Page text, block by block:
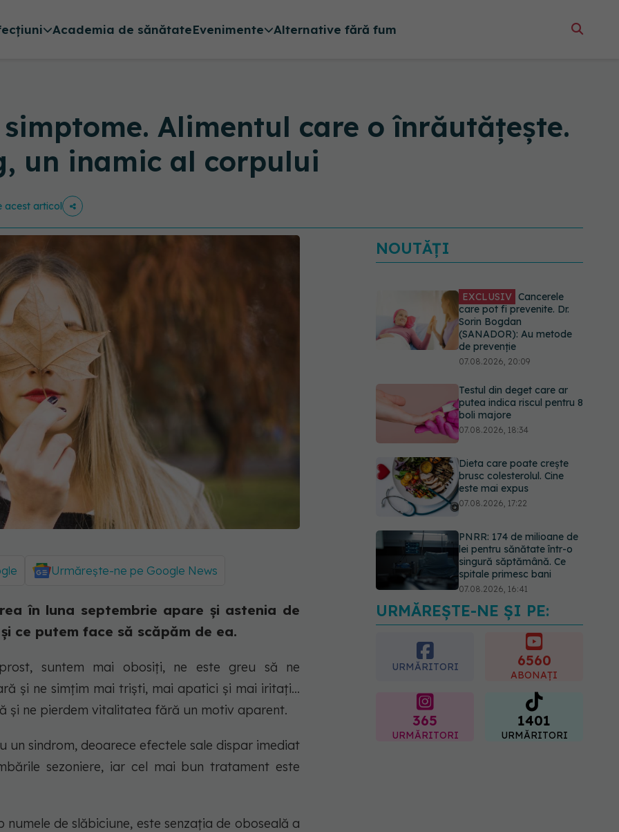
Academia de sănătateEvenimente Alternative fără fum
Alimentul care o înrăutățește.
un inamic al corpului
acest articol
Urmărește-ne pe Google News
în luna septembrie apare și astenia de
ce putem face să scăpăm de ea.
suntem mai obosiți, ne este greu să ne
și ne simțim mai triști, mai apatici și mai iritați...
și ne pierdem vitalitatea fără un motiv aparent.
un sindrom, deoarece efectele sale dispar imediat
sezoniere, iar cel mai bun tratament este
de slăbiciune, este senzația de oboseală a
NOUTĂȚI
EXCLUSIV Cancerele
care pot fi prevenite. Dr.
Sorin Bogdan
(SANADOR): Au metode
de prevenție
07.08.2026, 20:09
Testul din deget care ar
putea indica riscul pentru 8
boli majore
07.08.2026, 18:34
Dieta care poate crește
brusc colesterolul. Cine
este mai expus
07.08.2026, 17:22
PNRR: 174 de milioane de
lei pentru sănătate într-o
singură săptămână. Ce
spitale primesc bani
07.08.2026, 16:41
Ce spune culoarea ta
preferată despre vârsta
pe care o ai. Care este
"codul cromatic" al
URMĂREȘTE-NE ȘI PE:
URMĂRITORI 6560
ABONAȚI
365
URMĂRITORI
1401
URMĂRITORI